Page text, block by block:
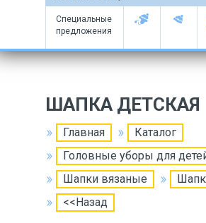
Специальные
предложения
ШАПКА ДЕТСКАЯ
Главная
Каталог
Головные уборы для
Шапки вязаные
<<Назад